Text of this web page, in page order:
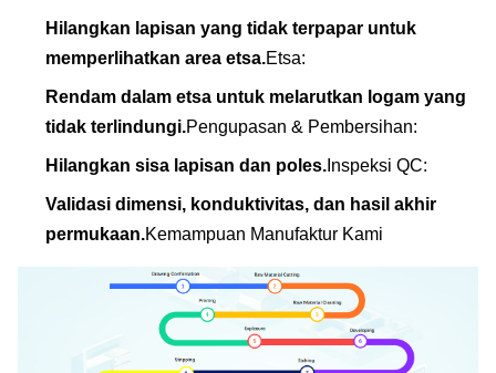
Hilangkan lapisan yang tidak terpapar untuk
memperlihatkan area etsa.Etsa:
Rendam dalam etsa untuk melarutkan logam yang
tidak terlindungi.Pengupasan & Pembersihan:
Hilangkan sisa lapisan dan poles. Inspeksi QC:
Validasi dimensi, konduktivitas, dan hasil akhir
permukaan.Kemampuan Manufaktur Kami